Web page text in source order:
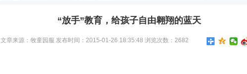
“放手”教育，给孩子自由翱翔的蓝天
文章来源：牧童园服 发布时间：2015-01-26 18:35:48 浏览次数：2682